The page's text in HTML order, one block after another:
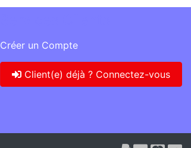
Créer un Compte
Client(e) déjà ? Connectez-vous